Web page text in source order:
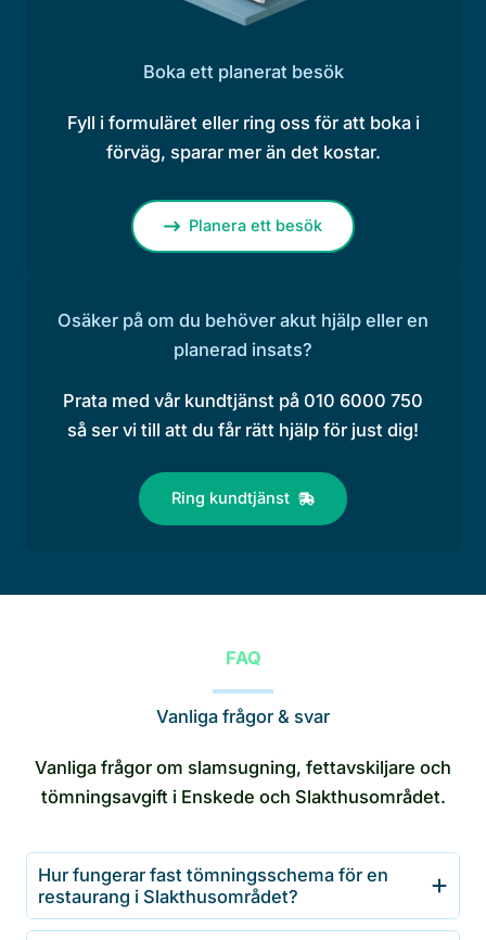
Boka ett planerat besök
Fyll i formuläret eller ring oss för att boka i
förväg, sparar mer än det kostar.
Planera ett besök
Osäker på om du behöver akut hjälp eller en
planerad insats?
Prata med vår kundtjänst på 010 6000 750
så ser vi till att du får rätt hjälp för just dig!
Ring kundtjänst
FAQ
Vanliga frågor & svar
Vanliga frågor om slamsugning, fettavskiljare och
tömningsavgift i Enskede och Slakthusområdet.
Hur fungerar fast tömningsschema för en
restaurang i Slakthusområdet?